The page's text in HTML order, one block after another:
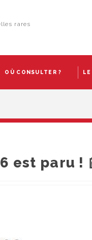
rares
OÙ CONSULTER ?
est paru !